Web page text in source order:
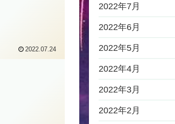
2022.07.24
2022年7月
2022年6月
2022年5月
2022年4月
2022年3月
2022年2月